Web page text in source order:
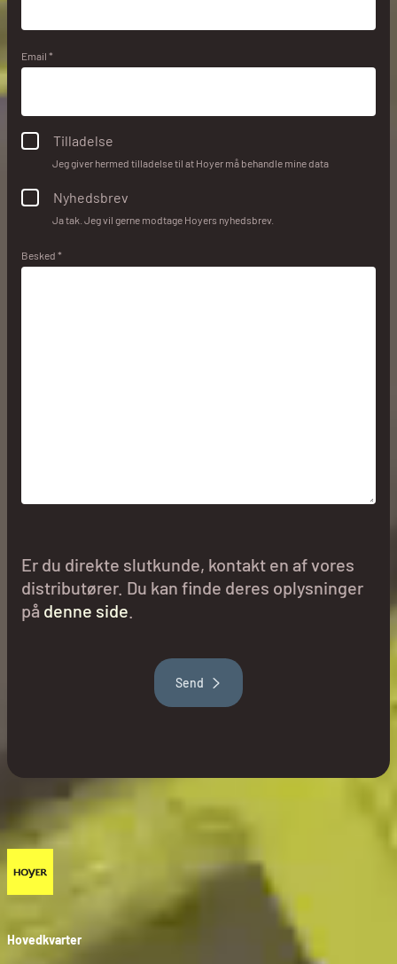
Email *
Tilladelse
Jeg giver hermed tilladelse til at Hoyer må behandle mine data
Nyhedsbrev
Ja tak. Jeg vil gerne modtage Hoyers nyhedsbrev.
Besked *
Er du direkte slutkunde, kontakt en af vores
distributører. Du kan finde deres oplysninger
på denne side
Send
Hovedkvarter